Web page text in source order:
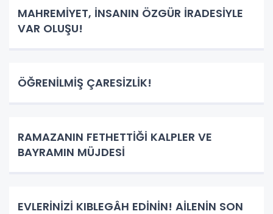
MAHREMİYET, İNSANIN ÖZGÜR İRADESİYLE
VAR OLUŞU!
ÖĞRENİLMİŞ ÇARESİZLİK!
RAMAZANIN FETHETTİĞİ KALPLER VE
BAYRAMIN MÜJDESİ
EVLERİNİZİ KIBLEGÂH EDİNİN! AİLENİN SON